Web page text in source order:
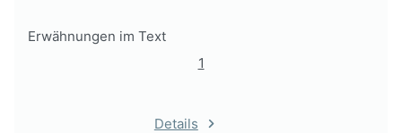
Erwähnungen im Text
1
Details